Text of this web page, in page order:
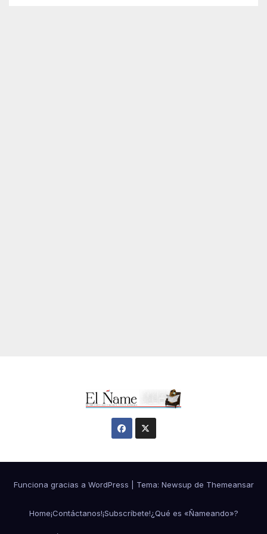
Funciona gracias a WordPress Tema: Newsup de Themeansar
Home¡Contáctanos!¡Subscríbete!¿Qué es «Ñameando»?